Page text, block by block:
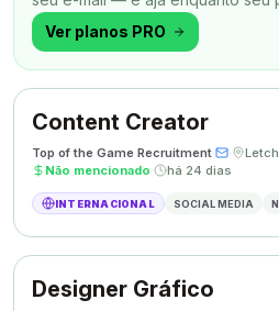
na memória.
Ver planos PRO
Content Creator
Top of the Game Recruitment· ·
Não mencionado· há 24 dias
INTERNACIONAL SOCIAL MEDIA
Designer Gráfico